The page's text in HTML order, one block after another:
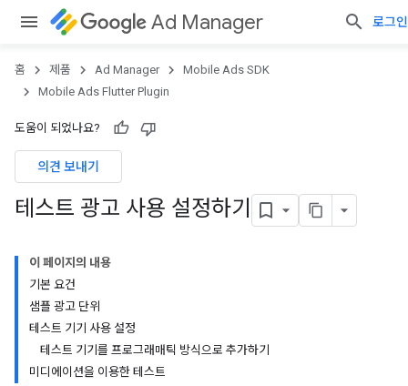
Ad Manager 로그인
홈 제품 Ad Manager
Mobile Ads SDK
Mobile Ads Flutter Plugin
도움이 되었나요?
의견 보내기
테스트 광고 사용 설정하기
이 페이지의 내용
기본 요건
샘플 광고 단위
테스트 기기 사용 설정
테스트 기기를 프로그래매틱 방식으로 추가하기
미디에이션을 이용한 테스트